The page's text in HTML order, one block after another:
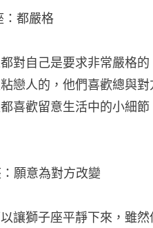
都嚴格
自己是要求非常嚴格的
戀人的，他們喜歡總與
喜歡留意生活中的小細
願意為對方改變
獅子座平靜下來，雖然